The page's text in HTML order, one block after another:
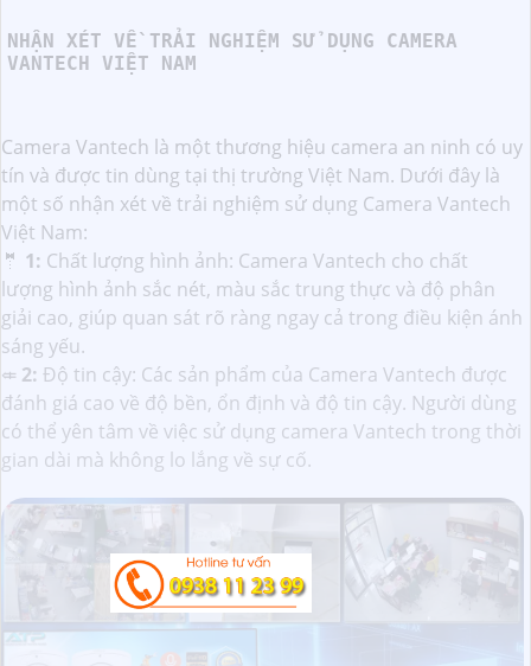
NHẬN XÉT VỀ TRẢI NGHIỆM SỬ DỤNG CAMERA
VANTECH VIỆT NAM
Camera Vantech là một thương hiệu camera an ninh có uy
tín và được tin dùng tại thị trường Việt Nam. Dưới đây là
một số nhận xét về trải nghiệm sử dụng Camera Vantech
Việt Nam:
🤵 1: Chất lượng hình ảnh: Camera Vantech cho chất
lượng hình ảnh sắc nét, màu sắc trung thực và độ phân
giải cao, giúp quan sát rõ ràng ngay cả trong điều kiện ánh
sáng yếu.
⤂ 2: Độ tin cậy: Các sản phẩm của Camera Vantech được
đánh giá cao về độ bền, ổn định và độ tin cậy. Người dùng
có thể yên tâm về việc sử dụng camera Vantech trong thời
gian dài mà không lo lắng về sự cố.